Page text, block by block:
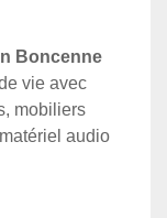
Boncenne
vie avec
mobiliers
audio